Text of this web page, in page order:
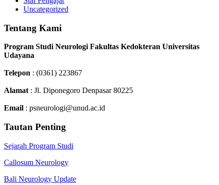
Uncategorized
Tentang Kami
Program Studi Neurologi Fakultas Kedokteran Universitas
Udayana
Telepon : (0361) 223867
Alamat : Jl. Diponegoro Denpasar 80225
Email : psneurologi@unud.ac.id
Tautan Penting
Sejarah Program Studi
Callosum Neurology
Bali Neurology Update